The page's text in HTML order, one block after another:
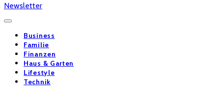
Newsletter
Business
Familie
Finanzen
Haus & Garten
Lifestyle
Technik